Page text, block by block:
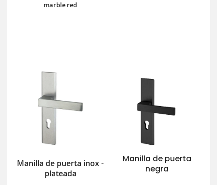
marble red
Manilla de puerta inox -
plateada
Manilla de puerta
negra